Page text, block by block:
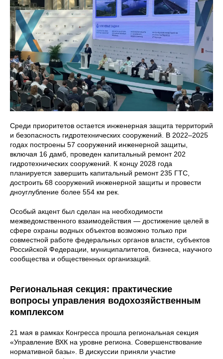
Среди приоритетов остается инженерная защита территорий
и безопасность гидротехнических сооружений. В 2022–2025
годах построены 57 сооружений инженерной защиты,
включая 16 дамб, проведен капитальный ремонт 202
гидротехнических сооружений. К концу 2028 года
планируется завершить капитальный ремонт 235 ГТС,
достроить 68 сооружений инженерной защиты и провести
дноуглубление более 554 км рек.
Особый акцент был сделан на необходимости
межведомственного взаимодействия — достижение целей в
сфере охраны водных объектов возможно только при
совместной работе федеральных органов власти, субъектов
Российской Федерации, муниципалитетов, бизнеса, научного
сообщества и общественных организаций.
Региональная секция: практические
вопросы управления водохозяйственным
комплексом
21 мая в рамках Конгресса прошла региональная секция
«Управление ВХК на уровне региона. Совершенствование
нормативной базы». В дискуссии приняли участие